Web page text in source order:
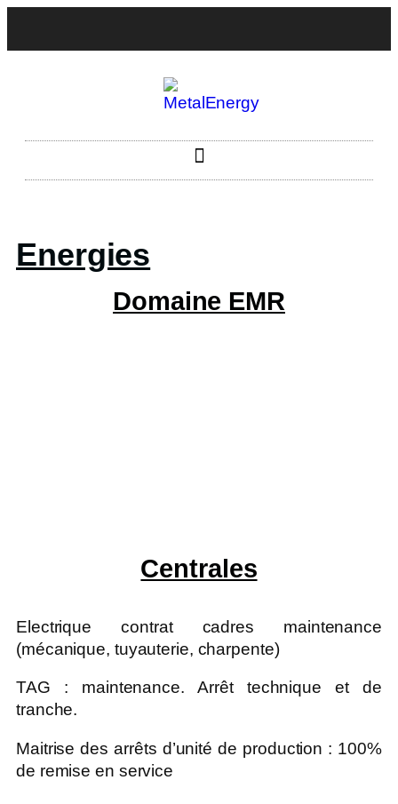
Energies
Domaine EMR
Centrales
Electrique contrat cadres maintenance
(mécanique, tuyauterie, charpente)
TAG : maintenance. Arrêt technique et de
tranche.
Maitrise des arrêts d’unité de production : 100%
de remise en service